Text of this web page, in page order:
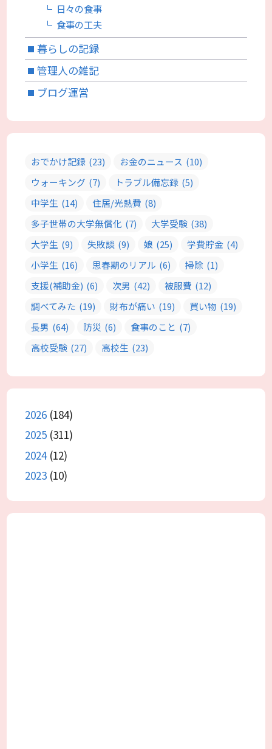
日々の食事
食事の工夫
暮らしの記録
管理人の雑記
ブログ運営
おでかけ記録 (23) お金のニュース (10)
ウォーキング (7) トラブル備忘録 (5)
中学生 (14) 住居/光熱費 (8)
多子世帯の大学無償化 (7) 大学受験 (38)
大学生 (9) 失敗談 (9) 娘 (25) 学費貯金 (4)
小学生 (16) 思春期のリアル (6) 掃除 (1)
支援(補助金) (6) 次男 (42) 被服費 (12)
調べてみた (19) 財布が痛い (19) 買い物 (19)
長男 (64) 防災 (6) 食事のこと (7)
高校受験 (27) 高校生 (23)
2026 (184)
2025 (311)
2024(12)
2023 (10)